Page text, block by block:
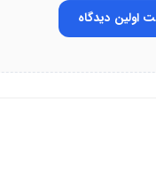
اولین دیدگاه